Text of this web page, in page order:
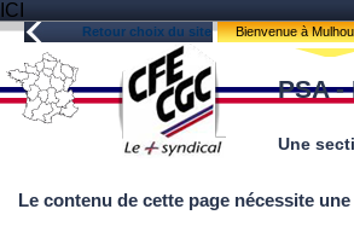
ICI
Retour choix du site Bienvenue à
PSA -
Une
Le contenu de cette page nécessite